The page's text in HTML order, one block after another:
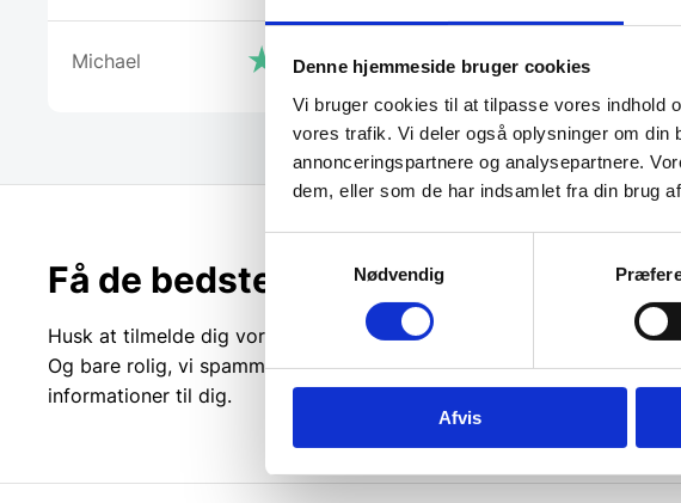
Denne hjemmeside bruger cookies
Vi bruger cookies til at tilpasse vores indhold
vores trafik. Vi deler også oplysninger om din
annonceringspartnere og analysepartnere.
dem, eller som de har indsamlet fra din brug
Nødvendig
Afvis
Michael
Få de bedste tilbud først!
Husk at tilmelde dig vores nyhedsbrev og vær først til de bedste
Og bare rolig, vi spammer dig ikke, men sender kun relevante tilbud
informationer til dig.